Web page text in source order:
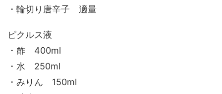
・輪切り唐辛子 適量
ピクルス液
・酢 400ml
・水 250ml
・みりん 150ml